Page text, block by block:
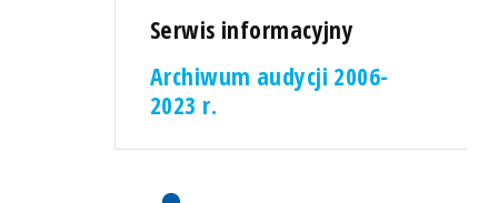
Serwis informacyjny
Archiwum audycji 2006-
2023 r.